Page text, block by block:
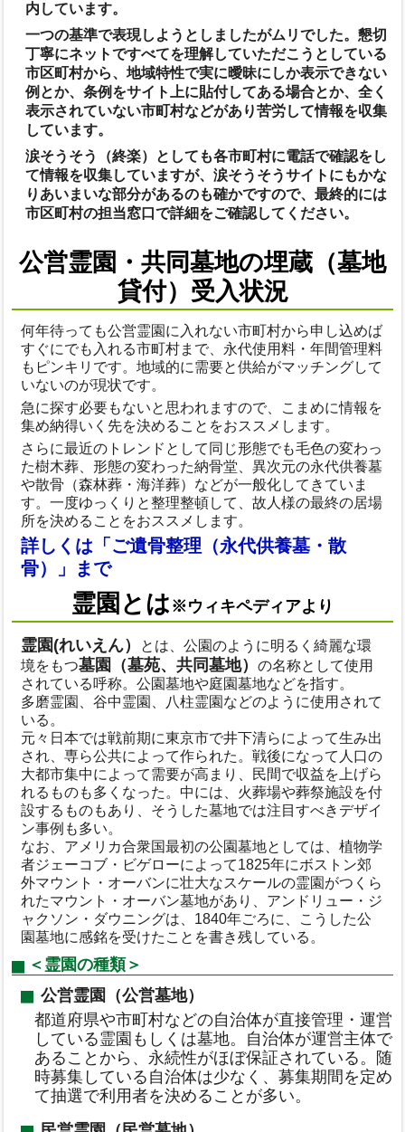
内しています。
一つの基準で表現しようとしましたがムリでした。懇切
丁寧にネットですべてを理解していただこうとしている
市区町村から、地域特性で実に曖昧にしか表示できない
例とか、条例をサイト上に貼付してある場合とか、全く
表示されていない市町村などがあり苦労して情報を収集
しています。
涙そうそう（終楽）としても各市町村に電話で確認をし
て情報を収集していますが、涙そうそうサイトにもかな
りあいまいな部分があるのも確かですので、最終的には
市区町村の担当窓口で詳細をご確認してください。
公営霊園・共同墓地の埋蔵（墓地
貸付）受入状況
何年待っても公営霊園に入れない市町村から申し込めば
すぐにでも入れる市町村まで、永代使用料・年間管理料
もピンキリです。地域的に需要と供給がマッチングして
いないのが現状です。
急に探す必要もないと思われますので、こまめに情報を
集め納得いく先を決めることをおススメします。
さらに最近のトレンドとして同じ形態でも毛色の変わっ
た樹木葬、形態の変わった納骨堂、異次元の永代供養墓
や散骨（森林葬・海洋葬）などが一般化してきていま
す。一度ゆっくりと整理整頓して、故人様の最終の居場
所を決めることをおススメします。
詳しくは「ご遺骨整理（永代供養墓・散
骨）」まで
霊園とは※ウィキペディアより
霊園(れいえん）
とは、公園のように明るく綺麗な環
境をもつ墓園（墓苑、共同墓地）の名称として使用
されている呼称。公園墓地や庭園墓地などを指す。
多磨霊園、谷中霊園、八柱霊園などのように使用されて
いる。
元々日本では戦前期に東京市で井下清らによって生み出
され、専ら公共によって作られた。戦後になって人口の
大都市集中によって需要が高まり、民間で収益を上げら
れるものも多くなった。中には、火葬場や葬祭施設を付
設するものもあり、そうした墓地では注目すべきデザイ
ン事例も多い。
なお、アメリカ合衆国最初の公園墓地としては、植物学
者ジェーコブ・ビゲローによって1825年にボストン郊
外マウント・オーバンに壮大なスケールの霊園がつくら
れたマウント・オーバン墓地があり、アンドリュー・ジ
ャクソン・ダウニングは、1840年ごろに、こうした公
園墓地に感銘を受けたことを書き残している。
＜霊園の種類＞
公営霊園（公営墓地）
都道府県や市町村などの自治体が直接管理・運営
している霊園もしくは墓地。自治体が運営主体で
あることから、永続性がほぼ保証されている。随
時募集している自治体は少なく、募集期間を定め
て抽選で利用者を決めることが多い。